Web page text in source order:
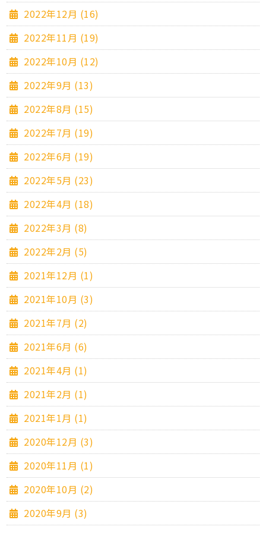
2022年12月 (16)
2022年11月 (19)
2022年10月 (12)
2022年9月 (13)
2022年8月 (15)
2022年7月 (19)
2022年6月 (19)
2022年5月 (23)
2022年4月 (18)
2022年3月 (8)
2022年2月 (5)
2021年12月 (1)
2021年10月 (3)
2021年7月 (2)
2021年6月 (6)
2021年4月 (1)
2021年2月 (1)
2021年1月 (1)
2020年12月 (3)
2020年11月 (1)
2020年10月 (2)
2020年9月 (3)